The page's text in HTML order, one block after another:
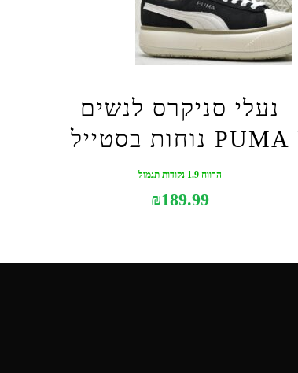
נעלי סניקרס לנשים
PUMA נוחות בסטייל
הרווח 1.9 נקודות תגמול
₪189.99